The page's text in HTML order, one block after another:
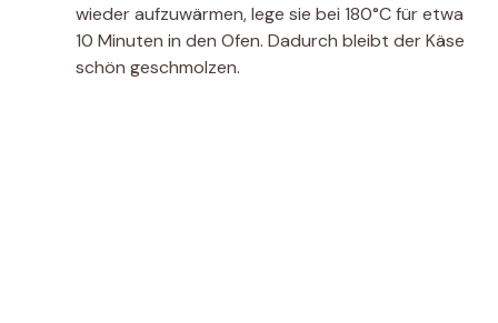
wieder aufzuwärmen, lege sie bei 180°C für etwa
10 Minuten in den Ofen. Dadurch bleibt der Käse
schön geschmolzen.